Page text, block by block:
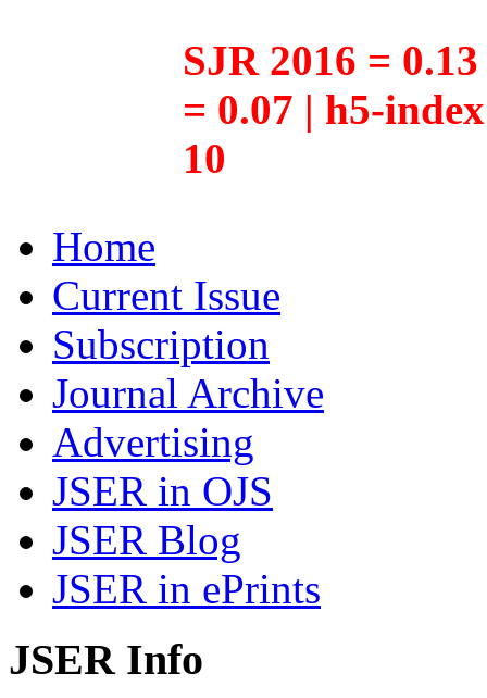
SJR 2016 =
= 0.07 | h5-
10
Home
Current Issue
Subscription
Journal Archive
Advertising
JSER in OJS
JSER Blog
JSER in ePrints
JSER Info